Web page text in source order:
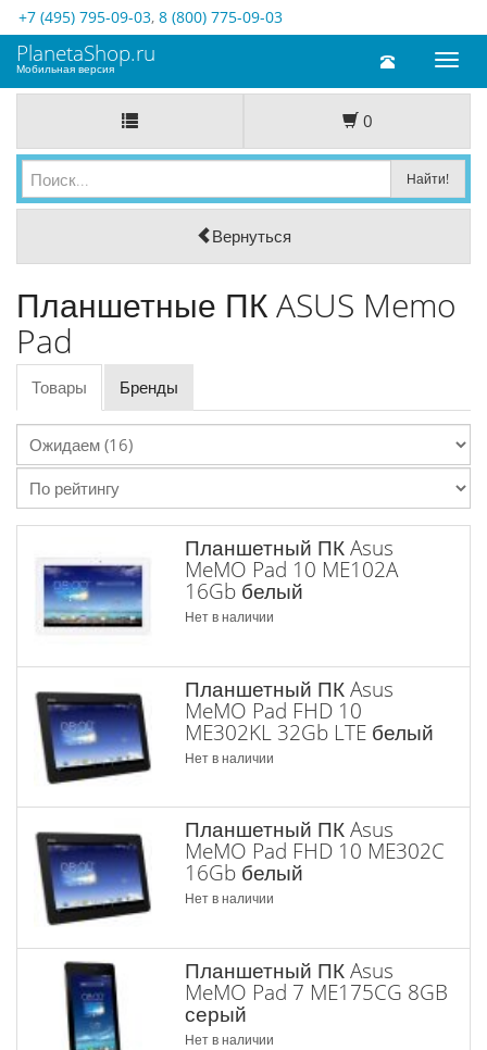
+7 (495) 795-09-03, 8 (800) 775-09-03
Toggle
PlanetaShop.ru
Мобильная версия
0
Вернуться
Планшетные ПК ASUS Memo
Pad
Товары Бренды
Планшетный ПК Asus
MeMO Pad 10 ME102A
16Gb белый
Нет в наличии
Планшетный ПК Asus
MeMO Pad FHD 10
ME302KL 32Gb LTE белый
Нет в наличии
Планшетный ПК Asus
MeMO Pad FHD 10 ME302C
16Gb белый
Нет в наличии
Планшетный ПК Asus
MeMO Pad 7 ME175CG 8GB
серый
Нет в наличии